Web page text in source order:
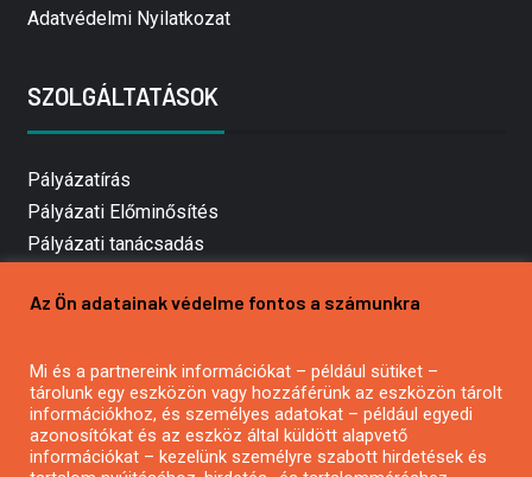
Adatvédelmi Nyilatkozat
SZOLGÁLTATÁSOK
Pályázatírás
Pályázati Előminősítés
Pályázati tanácsadás
Mezőgazdasági pályázatírás
Pályázatírás civil szervezeteknek
Pályázatírás önkormányzatoknak
Pályázatfigyelés
Specifikus pályázatfigyelés vagy hírlevél
Az Ön adatainak védelme fontos a számunkra
Mi és a partnereink információkat – például sütiket –
tárolunk egy eszközön vagy hozzáférünk az eszközön tárolt
információkhoz, és személyes adatokat – például egyedi
azonosítókat és az eszköz által küldött alapvető
információkat – kezelünk személyre szabott hirdetések és